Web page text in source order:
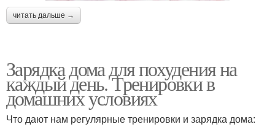
читать дальше →
Зарядка дома для похудения на
каждый день. Тренировки в
домашних условиях
Что дают нам регулярные тренировки и зарядка дома: